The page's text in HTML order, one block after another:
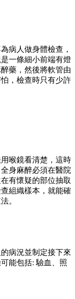
病人做身體檢查，
一條細小前端有燈
藥，然後將軟管由
，檢查時只有少許
喉鏡看清楚，這時
身麻醉必須在醫院
有懷疑的部位抽取
組織樣本，就能確
。
病況並制定接下來
能包括: 驗血、照